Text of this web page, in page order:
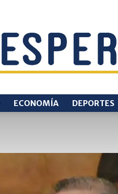
VESPERTINO
ECONOMÍA DEPORTES